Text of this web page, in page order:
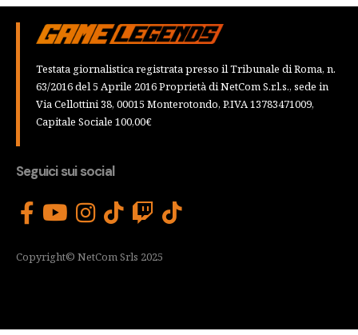
Testata giornalistica registrata presso il Tribunale di Roma, n.
63/2016 del 5 Aprile 2016 Proprietà di NetCom S.r.l.s., sede in
Via Cellottini 38, 00015 Monterotondo, P.IVA 13783471009,
Capitale Sociale 100,00€
Seguici sui social
Copyright© NetCom Srls 2025